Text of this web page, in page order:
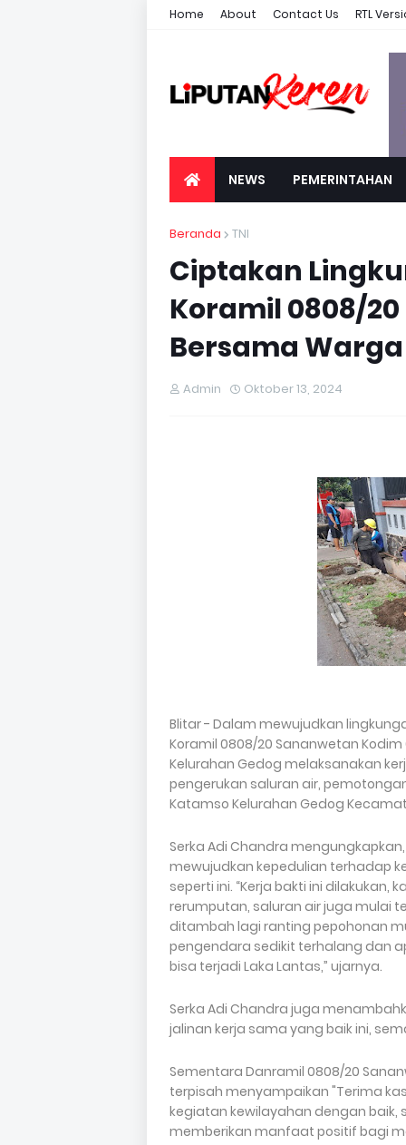
Home About Contact Us RTL
NEWS PEMERINTAHAN
Beranda TNI
Ciptakan
Koramil 0808/
Bersama Warga
Admin Oktober 13, 2024
Blitar - Dalam mewujudkan
Koramil 0808/20 Sananwetan
Kelurahan Gedog melaksanakan
pengerukan saluran air,
Katamso Kelurahan Gedog
Serka Adi Chandra
mewujudkan kepedulian terhadap
seperti ini. “Kerja bakti ini dilakukan,
rerumputan, saluran air juga mulai
ditambah lagi ranting pepohonan
pengendara sedikit terhalang dan
bisa terjadi Laka Lantas,” ujarnya.
Serka Adi Chandra juga
jalinan kerja sama yang baik ini,
Sementara Danramil 0808/20
terpisah menyampaikan "Terima
kegiatan kewilayahan dengan
memberikan manfaat positif bagi